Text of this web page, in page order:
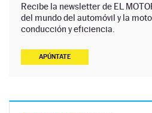
Recibe la newsletter de EL
del mundo del automóvil y la
conducción y eficiencia.
APÚNTATE